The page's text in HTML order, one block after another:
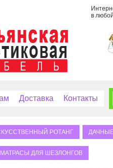
в
Доставка Контакты
РОТАНГ
МАТРАСЫ ДЛЯ ШЕЗЛОНГОВ